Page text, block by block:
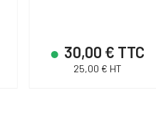
30,00 € TTC
25,00 € HT